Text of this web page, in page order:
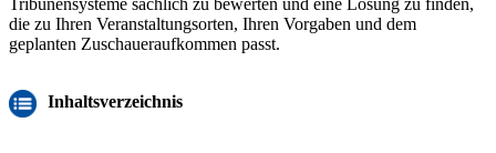
Tribünensysteme sachlich zu bewerten und eine Lösung zu finden,
die zu Ihren Veranstaltungsorten, Ihren Vorgaben und dem
geplanten Zuschaueraufkommen passt.
Inhaltsverzeichnis